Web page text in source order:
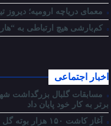
معمای دریاچه ارومیه؛ دیروز
کم‌بارشی هیچ ارتباطی به
اخبار اجتماعی
مسابقات گلبال بزرگداشت
برتر به کار خود پایان داد
آغاز کاشت ۱۵۰ هزار بوته گل پائیزی از تولیدات گلخانه‌های منطقه۸